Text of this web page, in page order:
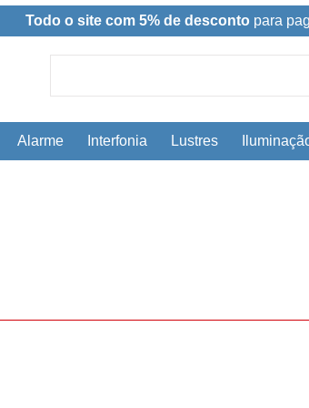
Todo o site com 5% de desconto para
Alarme Interfonia Lustres